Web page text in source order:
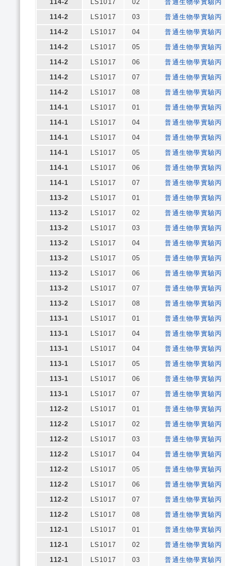
114-2 LS1017 02
普通生物學實驗丙
114-2
LS1017 03
普通生物學實驗丙
114-2
LS1017 04
普通生物學實驗丙
114-2
LS1017 05
普通生物學實驗丙
114-2
LS1017 06
普通生物學實驗丙
114-2
LS1017 07
普通生物學實驗丙
114-2
LS1017 08
普通生物學實驗丙
114-1
LS1017 01
普通生物學實驗丙
114-1
LS1017 04
普通生物學實驗丙
114-1
LS1017 04
普通生物學實驗丙
114-1
LS1017 05
普通生物學實驗丙
114-1
LS1017 06
普通生物學實驗丙
114-1
LS1017 07
普通生物學實驗丙
113-2
LS1017 01
普通生物學實驗丙
113-2
LS1017 02
普通生物學實驗丙
113-2
LS1017 03
普通生物學實驗丙
113-2
LS1017 04
普通生物學實驗丙
113-2
LS1017 05
普通生物學實驗丙
113-2
LS1017 06
普通生物學實驗丙
113-2
LS1017 07
普通生物學實驗丙
113-2
LS1017 08
普通生物學實驗丙
113-1
LS1017 01
普通生物學實驗丙
113-1
LS1017 04
普通生物學實驗丙
113-1
LS1017 04
普通生物學實驗丙
113-1
LS1017 05
普通生物學實驗丙
113-1
LS1017 06
普通生物學實驗丙
113-1
LS1017 07
普通生物學實驗丙
112-2
LS1017 01
普通生物學實驗丙
112-2
LS1017 02
普通生物學實驗丙
112-2
LS1017 03
普通生物學實驗丙
112-2
LS1017 04
普通生物學實驗丙
112-2
LS1017 05
普通生物學實驗丙
112-2
LS1017 06
普通生物學實驗丙
112-2
LS1017 07
普通生物學實驗丙
112-2
LS1017 08
普通生物學實驗丙
112-1
LS1017 01
普通生物學實驗丙
112-1
LS1017 02
普通生物學實驗丙
112-1
LS1017 03
普通生物學實驗丙